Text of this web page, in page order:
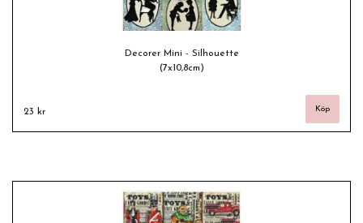
Decorer Mini - Silhouette
(7x10,8cm)
23 kr